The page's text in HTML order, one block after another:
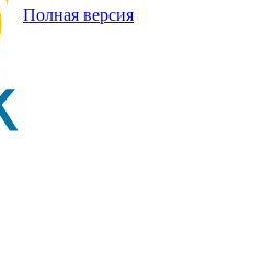
Полная версия